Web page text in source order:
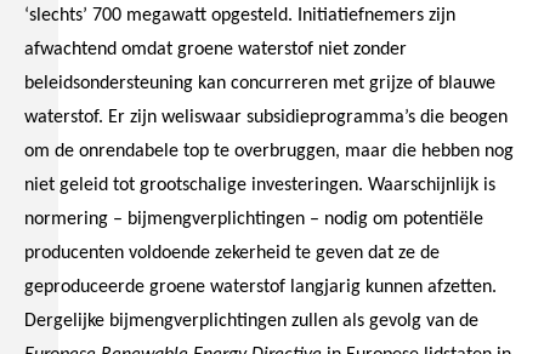
‘slechts’ 700 megawatt opgesteld. Initiatiefnemers zijn
afwachtend omdat groene waterstof niet zonder
beleidsondersteuning kan concurreren met grijze of blauwe
waterstof. Er zijn weliswaar subsidieprogramma’s die beogen
om de onrendabele top te overbruggen, maar die hebben nog
niet geleid tot grootschalige investeringen. Waarschijnlijk is
normering – bijmengverplichtingen – nodig om potentiële
producenten voldoende zekerheid te geven dat ze de
geproduceerde groene waterstof langjarig kunnen afzetten.
Dergelijke bijmengverplichtingen zullen als gevolg van de